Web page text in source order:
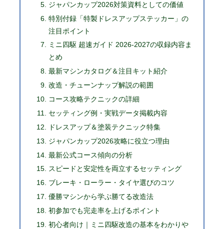
ジャパンカップ2026対策資料としての価値
特別付録「特製ドレスアップステッカー」の
注目ポイント
ミニ四駆 超速ガイド 2026-2027の収録内容ま
とめ
最新マシンカタログ＆注目キット紹介
改造・チューンナップ解説の範囲
コース攻略テクニックの詳細
セッティング例・実戦データ掲載内容
ドレスアップ＆塗装テクニック特集
ジャパンカップ2026攻略に役立つ理由
最新公式コース傾向の分析
スピードと安定性を両立するセッティング
ブレーキ・ローラー・タイヤ選びのコツ
優勝マシンから学ぶ勝てる改造法
初参加でも完走率を上げるポイント
初心者向け｜ミニ四駆改造の基本をわかりや